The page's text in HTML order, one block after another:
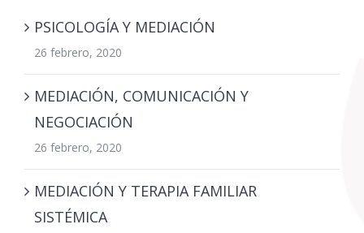
PSICOLOGÍA Y MEDIACIÓN
26 febrero, 2020
MEDIACIÓN, COMUNICACIÓN Y
NEGOCIACIÓN
26 febrero, 2020
MEDIACIÓN Y TERAPIA FAMILIAR
SISTÉMICA